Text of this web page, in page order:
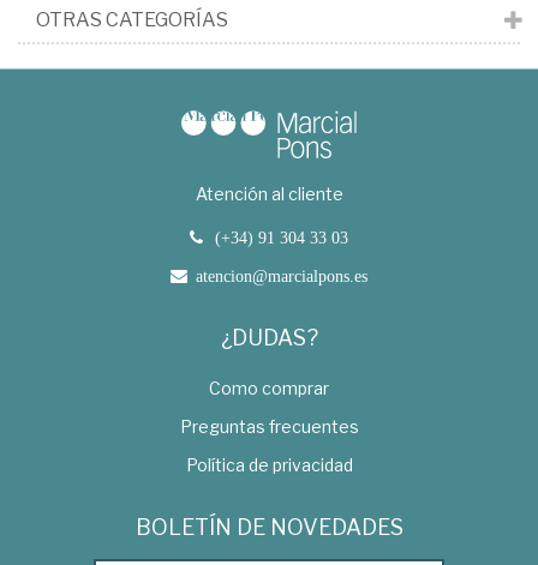
OTRAS CATEGORÍAS
Atención al cliente
(+34) 91 304 33 03
atencion@marcialpons.es
¿DUDAS?
Como comprar
Preguntas frecuentes
Política de privacidad
BOLETÍN DE NOVEDADES